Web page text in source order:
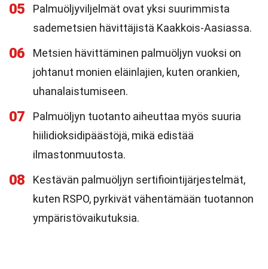
05
Palmuöljyviljelmät ovat yksi suurimmista
sademetsien hävittäjistä Kaakkois-Aasiassa.
06
Metsien hävittäminen palmuöljyn vuoksi on
johtanut monien eläinlajien, kuten orankien,
uhanalaistumiseen.
07
Palmuöljyn tuotanto aiheuttaa myös suuria
hiilidioksidipäästöjä, mikä edistää
ilmastonmuutosta.
08
Kestävän palmuöljyn sertifiointijärjestelmät,
kuten RSPO, pyrkivät vähentämään tuotannon
ympäristövaikutuksia.